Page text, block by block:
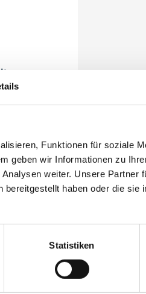
Funktionen für soziale
geben wir Informationen zu
weiter. Unsere Partner
haben oder die sie
Statistiken